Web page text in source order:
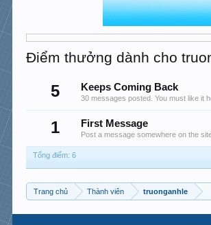
Điểm thưởng dành cho
5 Keeps Coming Back
30 messages posted. You must like it
1 First Message
Post a message somewhere on the
Tổng điểm: 6
Trang chủ Thành viên truonganhle